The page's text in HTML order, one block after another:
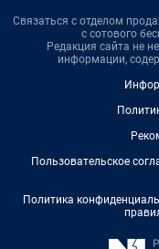
Связаться с отделом
с сотового
Редакция сайта не
информации,
Пользовательское
Политика